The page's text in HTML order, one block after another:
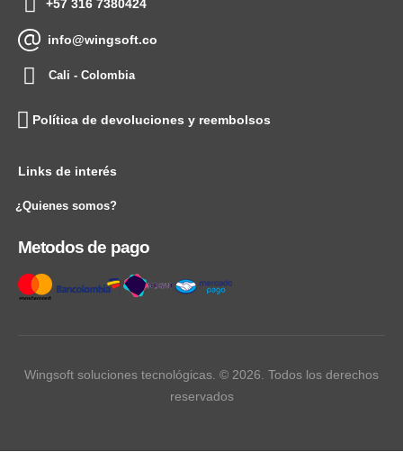
+57 316 7380424
info@wingsoft.co
Cali - Colombia
Política de devoluciones y reembolsos
Links de interés
¿Quienes somos?
Metodos de pago
Wingsoft soluciones tecnológicas. © 2026. Todos los derechos
reservados